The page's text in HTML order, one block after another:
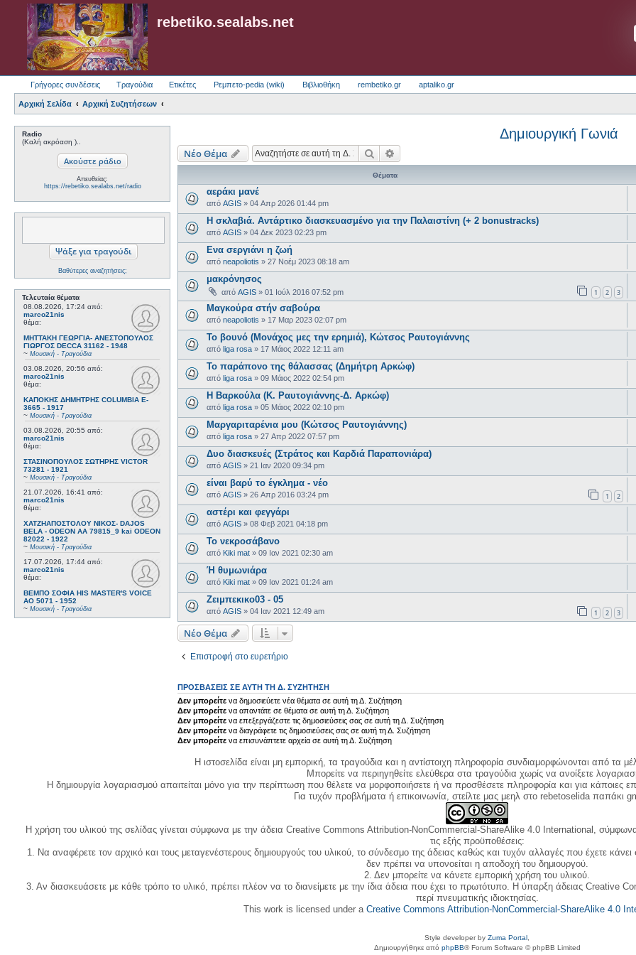
rebetiko.sealabs.net
Γρήγορες συνδέσεις Τραγούδια Ετικέτες Ρεμπετο-pedia (wiki) Βιβλιοθήκη rembetiko.gr aptaliko.gr
Αρχική Σελίδα Αρχική Συζητήσεων
Radio
(Καλή ακρόαση )..
Απευθείας:
https://rebetiko.sealabs.net/radio
Βαθύτερες αναζητήσεις;
Τελευταία θέματα
08.08.2026, 17:24 από:
marco21nis
θέμα:
ΜΗΤΤΑΚΗ ΓΕΩΡΓΙΑ- ΑΝΕΣΤΟΠΟΥΛΟΣ
ΓΙΩΡΓΟΣ DECCA 31162 - 1948
~ Μουσική - Τραγούδια
03.08.2026, 20:56 από:
marco21nis
θέμα:
ΚΑΠΟΚΗΣ ΔΗΜΗΤΡΗΣ COLUMBIA E-
3665 - 1917
~ Μουσική - Τραγούδια
03.08.2026, 20:55 από:
marco21nis
θέμα:
ΣΤΑΣΙΝΟΠΟΥΛΟΣ ΣΩΤΗΡΗΣ VICTOR
73281 - 1921
~ Μουσική - Τραγούδια
21.07.2026, 16:41 από:
marco21nis
θέμα:
ΧΑΤΖΗΑΠΟΣΤΟΛΟΥ ΝΙΚΟΣ- DAJOS
BELA - ODEON AA 79815_9 kai ODEON
82022 - 1922
~ Μουσική - Τραγούδια
17.07.2026, 17:44 από:
marco21nis
θέμα:
ΒΕΜΠΟ ΣΟΦΙΑ HIS MASTER'S VOICE
AO 5071 - 1952
~ Μουσική - Τραγούδια
Δημιουργική Γωνιά
Νέο Θέμα Αναζήτηση
Θέματα
αεράκι μανέ
από AGIS » 04 Απρ 2026 01:44 pm
Η σκλαβιά. Αντάρτικο διασκευασμένο για την Παλαιστίνη (+ 2 bonustracks)
από AGIS » 04 Δεκ 2023 02:23 pm
Ενα σεργιάνι η ζωή
από neapoliotis » 27 Νοέμ 2023 08:18 am
μακρόνησος
από AGIS » 01 Ιούλ 2016 07:52 pm 1 2 3
Μαγκούρα στήν σαβούρα
από neapoliotis » 17 Μαρ 2023 02:07 pm
Το βουνό (Μονάχος μες την ερημιά), Κώτσος Ραυτογιάννης
από liga rosa » 17 Μάιος 2022 12:11 am
Το παράπονο της θάλασσας (Δημήτρη Αρκώφ)
από liga rosa » 09 Μάιος 2022 02:54 pm
Η Βαρκούλα (Κ. Ραυτογιάννης-Δ. Αρκώφ)
από liga rosa » 05 Μάιος 2022 02:10 pm
Μαργαριταρένια μου (Κώτσος Ραυτογιάννης)
από liga rosa » 27 Απρ 2022 07:57 pm
Δυο διασκευές (Στράτος και Καρδιά Παραπονιάρα)
από AGIS » 21 Ιαν 2020 09:34 pm
είναι βαρύ το έγκλημα - νέο
από AGIS » 26 Απρ 2016 03:24 pm 1 2
αστέρι και φεγγάρι
από AGIS » 08 Φεβ 2021 04:18 pm
Το νεκροσάβανο
από Kiki mat » 09 Ιαν 2021 02:30 am
Ή θυμωνιάρα
από Kiki mat » 09 Ιαν 2021 01:24 am
Ζειμπεκικο03 - 05
από AGIS » 04 Ιαν 2021 12:49 am 1 2 3
Νέο Θέμα
Επιστροφή στο ευρετήριο
ΠΡΟΣΒΆΣΕΙΣ ΣΕ ΑΥΤΉ ΤΗ Δ. ΣΥΖΉΤΗΣΗ
Δεν μπορείτε να δημοσιεύετε νέα θέματα σε αυτή τη Δ. Συζήτηση
Δεν μπορείτε να απαντάτε σε θέματα σε αυτή τη Δ. Συζήτηση
Δεν μπορείτε να επεξεργάζεστε τις δημοσιεύσεις σας σε αυτή τη Δ. Συζήτηση
Δεν μπορείτε να διαγράφετε τις δημοσιεύσεις σας σε αυτή τη Δ. Συζήτηση
Δεν μπορείτε να επισυνάπτετε αρχεία σε αυτή τη Δ. Συζήτηση
Η ιστοσελίδα είναι μη εμπορική, τα τραγούδια και η αντίστοιχη πληροφορία συνδιαμορφώνονται από τα
Μπορείτε να περιηγηθείτε ελεύθερα στα τραγούδια χωρίς να ανοίξετε
Η δημιουργία λογαριασμού απαιτείται μόνο για την περίπτωση που θέλετε να μορφοποιήσετε ή να προσθέσετε πληροφορία και για κάποιες
Για τυχόν προβλήματα ή επικοινωνία, στείλτε μας μεηλ στο rebetoselida παπάκι
Η χρήση του υλικού της σελίδας γίνεται σύμφωνα με την άδεια Creative Commons Attribution-NonCommercial-ShareAlike 4.0 International, σύμφωνα
τις εξής προϋποθέσεις:
1. Να αναφέρετε τον αρχικό και τους μεταγενέστερους δημιουργούς του υλικού, το σύνδεσμο της άδειας καθώς και τυχόν αλλαγές που έχετε
δεν πρέπει να υπονοείται η αποδοχή του δημιουργού.
2. Δεν μπορείτε να κάνετε εμπορική χρήση του υλικού.
3. Αν διασκευάσετε με κάθε τρόπο το υλικό, πρέπει πλέον να το διανείμετε με την ίδια άδεια που έχει το πρωτότυπο. Η ύπαρξη άδειας Creative
περί πνευματικής ιδιοκτησίας.
This work is licensed under a Creative Commons Attribution-NonCommercial-ShareAlike 4.0
Style developer by Zuma Portal
Δημιουργήθηκε από phpBB® Forum Software © phpBB Limited